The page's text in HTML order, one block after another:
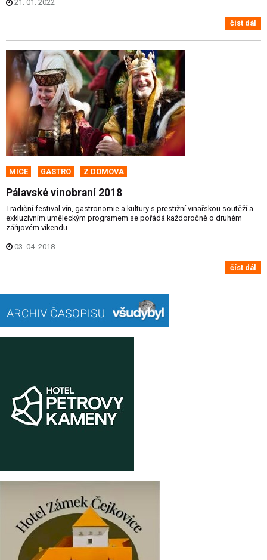
21. 01. 2022
číst dál
MICE GASTRO Z DOMOVA
Pálavské vinobraní 2018
Tradiční festival vín, gastronomie a kultury s prestižní vinařskou soutěží a
exkluzivním uměleckým programem se pořádá každoročně o druhém
zářijovém víkendu.
03. 04. 2018
číst dál